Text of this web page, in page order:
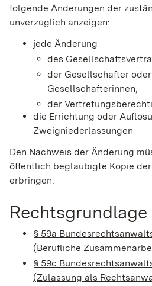
folgende Änderungen der
unverzüglich anzeigen:
jede Änderung
des
der Gesellschafter
Gesellschafterinnen,
der
die Errichtung oder
Zweigniederlassungen
Den Nachweis der Änderung
öffentlich beglaubigte Kopie
erbringen.
Rechtsgrundlage
§ 59a
(Berufliche
§ 59c
(Zulassung als